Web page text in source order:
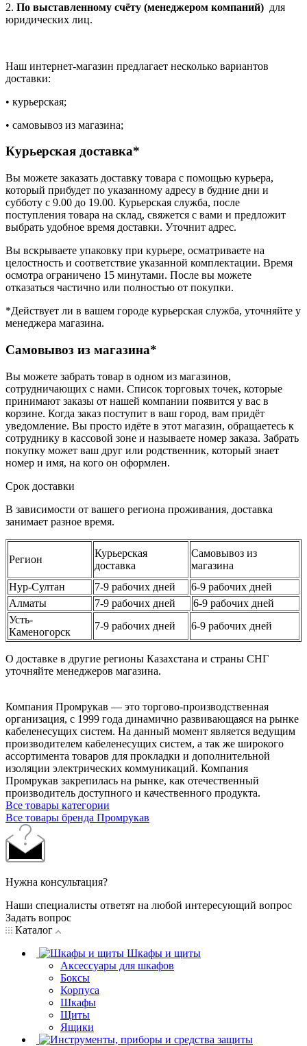
2. По выставленному счёту (менеджером компаний) для
юридических лиц.
Наш интернет-магазин предлагает несколько вариантов
доставки:
• курьерская;
• самовывоз из магазина;
Курьерская доставка*
Вы можете заказать доставку товара с помощью курьера,
который прибудет по указанному адресу в будние дни и
субботу с 9.00 до 19.00. Курьерская служба, после
поступления товара на склад, свяжется с вами и предложит
выбрать удобное время доставки. Уточнит адрес.
Вы вскрываете упаковку при курьере, осматриваете на
целостность и соответствие указанной комплектации. Время
осмотра ограничено 15 минутами. После вы можете
отказаться частично или полностью от покупки.
*Действует ли в вашем городе курьерская служба, уточняйте у
менеджера магазина.
Самовывоз из магазина*
Вы можете забрать товар в одном из магазинов,
сотрудничающих с нами. Список торговых точек, которые
принимают заказы от нашей компании появится у вас в
корзине. Когда заказ поступит в ваш город, вам придёт
уведомление. Вы просто идёте в этот магазин, обращаетесь к
сотруднику в кассовой зоне и называете номер заказа. Забрать
покупку может ваш друг или родственник, который знает
номер и имя, на кого он оформлен.
Срок доставки
В зависимости от вашего региона проживания, доставка
занимает разное время.
Регион
Курьерская
доставка
Самовывоз из
магазина
Нур-Султан
7-9 рабочих дней
6-9 рабочих дней
Алматы
7-9 рабочих дней
6-9 рабочих дней
Усть-
Каменогорск
7-9 рабочих дней 6-9 рабочих дней
О доставке в другие регионы Казахстана и страны СНГ
уточняйте менеджеров магазина.
Компания Промрукав — это торгово-производственная
организация, с 1999 года динамично развивающаяся на рынке
кабеленесущих систем. На данный момент является ведущим
производителем кабеленесущих систем, а так же широкого
ассортимента товаров для прокладки и дополнительной
изоляции электрических коммуникаций. Компания
Промрукав закрепилась на рынке, как отечественный
производитель доступного и качественного продукта.
Все товары категории
Все товары бренда Промрукав
Нужна консультация?
Наши специалисты ответят на любой интересующий вопрос
Задать вопрос
Каталог
Шкафы и щиты
Аксессуары для шкафов
Боксы
Корпуса
Шкафы
Щиты
Ящики